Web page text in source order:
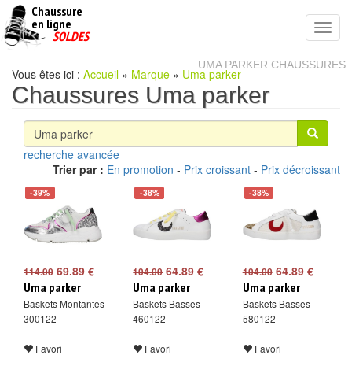
Chaussure
en ligne
pas
SOLDES
UMA PARKER CHAUSSURES
Vous êtes ici : Accueil » Marque » Uma parker
Chaussures Uma parker
recherche avancée
Trier par : En promotion - Prix croissant - Prix décroissant
-39%
114.00 69.89 €
Uma parker
Baskets Montantes
300122
Favori
-38%
104.0064.89 €
Uma parker
Baskets Basses
460122
Favori
-38%
104.0064.89 €
Uma parker
Baskets Basses
580122
Favori